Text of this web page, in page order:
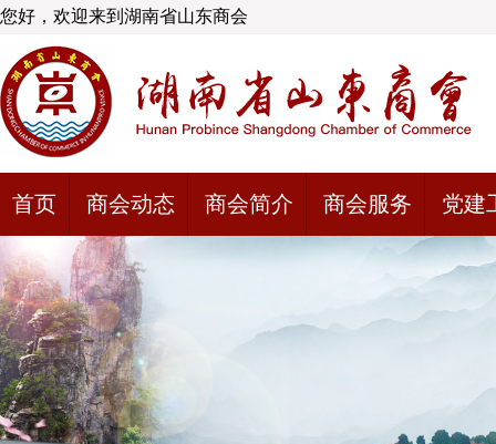
您好，欢迎来到湖南省山东商会
首页 商会动态 商会简介 商会服务 党建